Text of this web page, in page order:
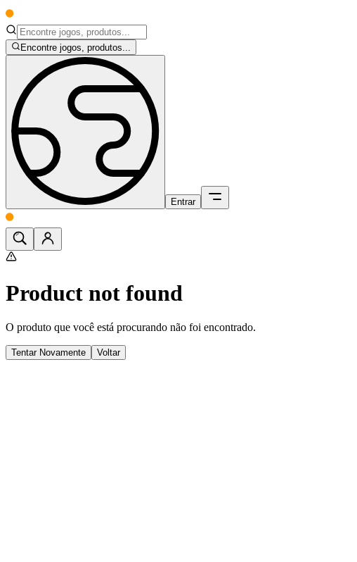
Encontre jogos, produtos...
Entrar
Product not found
O produto que você está procurando não foi encontrado.
Tentar Novamente Voltar